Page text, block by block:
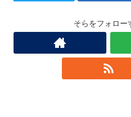
そらをフォロー